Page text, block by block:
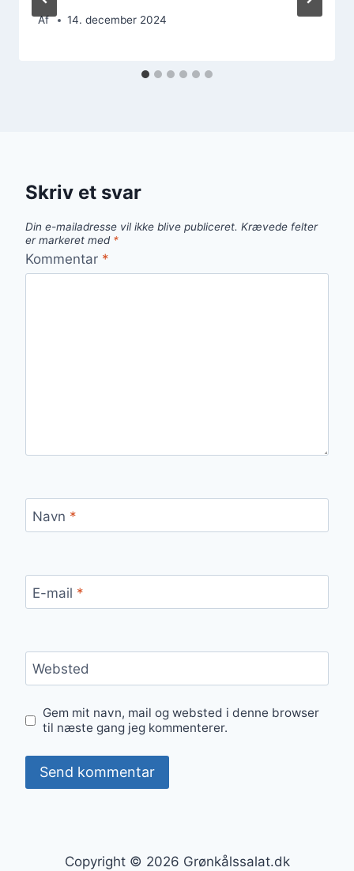
Af 14. december 2024
Skriv et svar
Din e-mailadresse vil ikke blive publiceret. Krævede felter
er markeret med *
Kommentar *
Navn *
E-mail *
Websted
Gem mit navn, mail og websted i denne browser
til næste gang jeg kommenterer.
Copyright © 2026 Grønkålssalat.dk